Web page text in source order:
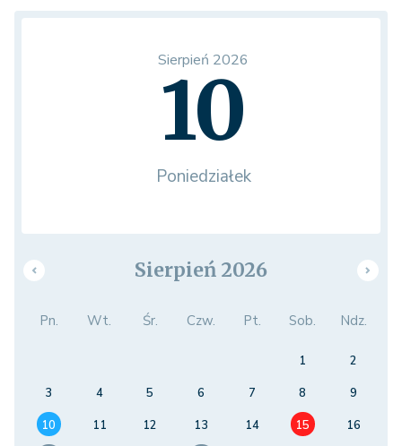
Sierpień 2026
10
Poniedziałek
Sierpień 2026
Pn. Wt. Śr. Czw. Pt. Sob. Ndz.
1
2
3
4 5 6 7 8
9
10
11 12 13 14 15
16